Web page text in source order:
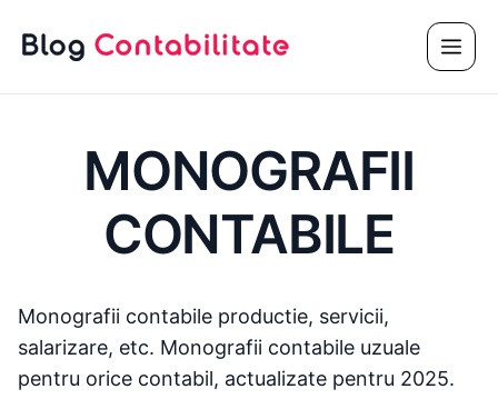
MONOGRAFII
CONTABILE
Monografii contabile productie, servicii,
salarizare, etc. Monografii contabile uzuale
pentru orice contabil, actualizate pentru 2025.